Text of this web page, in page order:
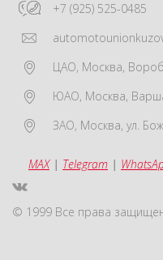
+7 (925) 525-0485
ЦАО, Москва,
ЮАО, Москва,
ЗАО, Москва, ул.
MAX| Telegram |
© 1999 Все права